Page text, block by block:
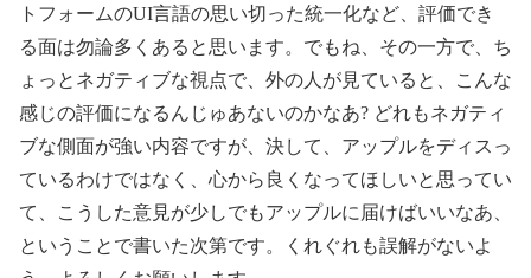
トフォームのUI言語の思い切った統一化など、評価でき
る面は勿論多くあると思います。でもね、その一方で、ち
ょっとネガティブな視点で、外の人が見ていると、こんな
感じの評価になるんじゅあないのかなあ? どれもネガティ
ブな側面が強い内容ですが、決して、アップルをディスっ
ているわけではなく、心から良くなってほしいと思ってい
て、こうした意見が少しでもアップルに届けばいいなあ、
ということで書いた次第です。くれぐれも誤解がないよ